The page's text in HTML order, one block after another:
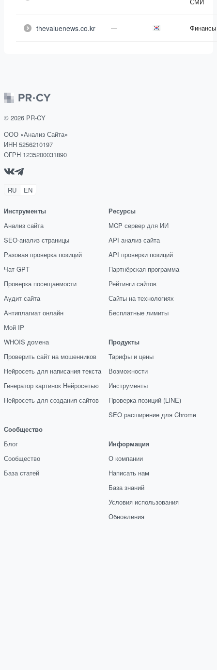
thevaluenews.co.kr — Финансы
© 2026 PR-CY
ООО «Анализ Сайта»
ИНН 5256210197
ОГРН 1235200031890
RU EN
Инструменты
Анализ сайта
SEO-анализ страницы
Разовая проверка позиций
Чат GPT
Проверка посещаемости
Аудит сайта
Антиплагиат онлайн
Мой IP
WHOIS домена
Проверить сайт на мошенников
Нейросеть для написания текста
Генератор картинок Нейросетью
Нейросеть для создания сайтов
Сообщество
Блог
Сообщество
База статей
Ресурсы
MCP сервер для ИИ
API анализ сайта
API проверки позиций
Партнёрская программа
Рейтинги сайтов
Сайты на технологиях
Бесплатные лимиты
Продукты
Тарифы и цены
Возможности
Инструменты
Проверка позиций (LINE)
SEO расширение для Chrome
Информация
О компании
Написать нам
База знаний
Условия использования
Обновления